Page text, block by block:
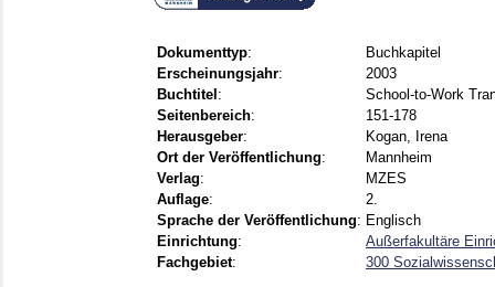
Dokumenttyp:
Buchkapitel
Erscheinungsjahr:
2003
Buchtitel :
School-to-Work
Seitenbereich:
151-178
Herausgeber:
Kogan, Irena
Ort der Veröffentlichung:
Mannheim
Verlag:
MZES
Auflage:
2.
Sprache der Veröffentlichung: Englisch
Einrichtung:
Außerfakultäre
Fachgebiet: 300